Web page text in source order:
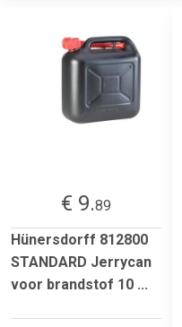
€ 9.89
Hünersdorff 812800
STANDARD Jerrycan
voor brandstof 10 ...